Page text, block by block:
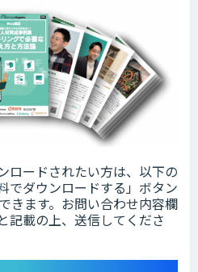
ロードされたい方は、以下の
でダウンロードする」ボタン
できます。 お問い合わせ内容欄
記載の上、送信してくださ